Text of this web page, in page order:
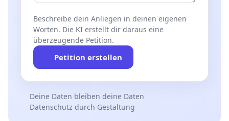
Beschreibe dein Anliegen in deinen eigenen
Worten. Die KI erstellt dir daraus eine
überzeugende Petition.
Petition erstellen
Deine Daten bleiben deine Daten
Datenschutz durch Gestaltung